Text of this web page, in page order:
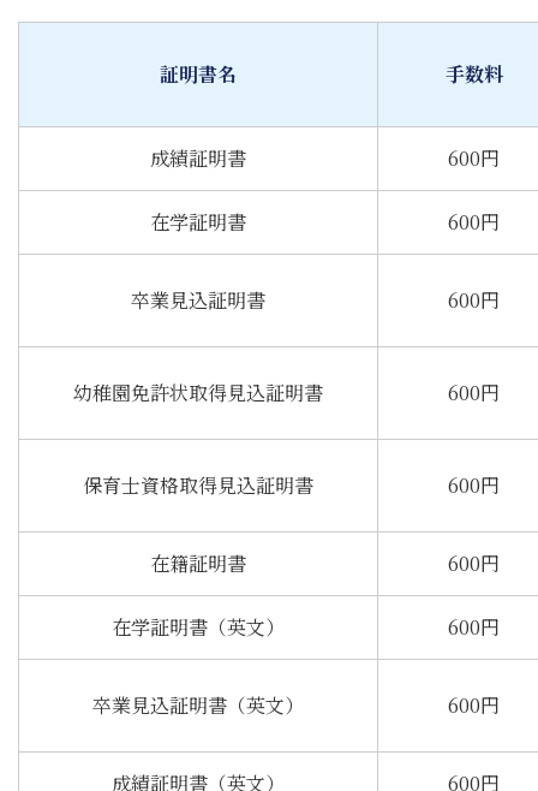
証明書名 手数料
成績証明書 600円
在学証明書 600円
卒業見込証明書 600円
幼稚園免許状取得見込証明書 600円
保育士資格取得見込証明書 600円
在籍証明書 600円
在学証明書（英文） 600円
卒業見込証明書（英文） 600円
成績証明書（英文） 600円